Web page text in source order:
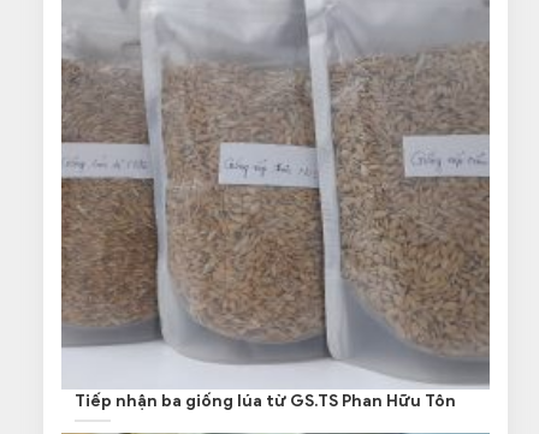
Tiếp nhận ba giống lúa từ GS.TS Phan Hữu Tôn